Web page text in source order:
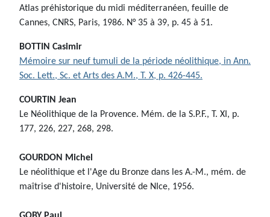
Atlas préhistorique du midi méditerranéen, feuille de
Cannes, CNRS, Paris, 1986. N° 35 à 39, p. 45 à 51.
BOTTIN Casimir
Mémoire sur neuf tumuli de la période néolithique, in Ann.
Soc. Lett., Sc. et Arts des A.M., T. X, p. 426-445.
COURTIN Jean
Le Néolithique de la Provence. Mém. de la S.P.F., T. XI, p.
177, 226, 227, 268, 298.
GOURDON Michel
Le néolithique et l'Age du Bronze dans les A.-M., mém. de
maîtrise d'histoire, Université de NIce, 1956.